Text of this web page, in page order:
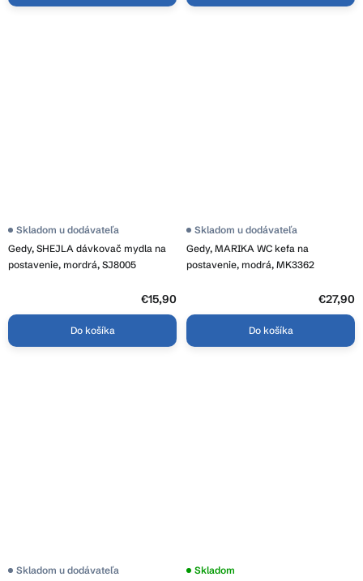
Gedy, SHEJLA dávkovač mydla na
postavenie, mordrá, SJ8005
Skladom u dodávateľa
€15,90
Do košíka
Gedy, MARIKA WC kefa na
postavenie, modrá, MK3362
Skladom u dodávateľa
€27,90
Do košíka
Skladom u dodávateľa Skladom